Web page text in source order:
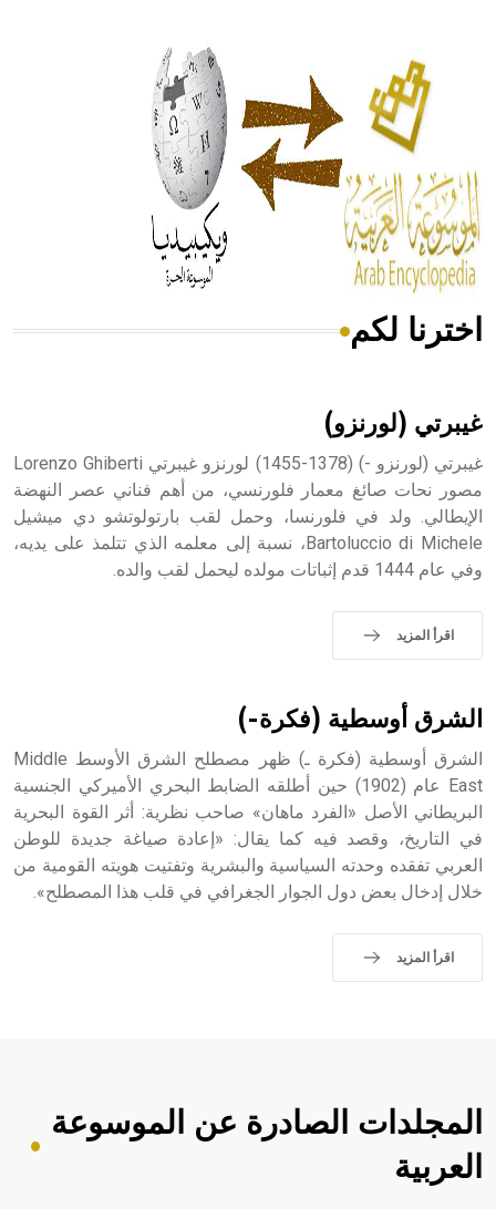
الحكم، الأدلة، تنظيم التغذية، ورسالته في جروح الرأس. ويعود
له الفضل بأنه حرر الطب من الدين والفلسفة.
- هل تعلم أن المرجان إفراز حيواني يتكون في البحر ويتركب
من مادة كربونات الكلسيوم، وهو أحمر أو شديد الحمرة وهو
أجود أنواعه، ويمتاز بكبر الحجم ويسمى الش
هل تعلم أن الأبسيد كلمة فرنسية اللفظ تم اعتمادها مصطلحاً
- هل تعلم أن أبجر Abgar اسم معروف جيداً يعود إلى عدد من
الملوك الذين حكموا مدينة إديسا (الرها) من أبجر الأول وحتى
التاسع، وهم ينتسبون إلى أسرة أوسروين
sign تكتب منفصلة غير متصلة، وتعتمد المبدأ الأكوروفوني،
حيث تقتصر القيمة الصوتية للعلامة الك
اخترنا لكم
غيبرتي (لورنزو)
غيبرتي (لورنزو -) (1378-1455) لورنزو غيبرتي Lorenzo Ghiberti
مصور نحات صائغ معمار فلورنسي، من أهم فناني عصر النهضة
الإيطالي. ولد في فلورنسا، وحمل لقب بارتولوتشو دي ميشيل
Bartoluccio di Michele، نسبة إلى معلمه الذي تتلمذ على يديه،
وفي عام 1444 قدم إثباتات مولده ليحمل لقب والده.
اقرأ المزيد
الشرق أوسطية (فكرة-)
الشرق أوسطية (فكرة ـ) ظهر مصطلح الشرق الأوسط Middle
East عام (1902) حين أطلقه الضابط البحري الأميركي الجنسية
البريطاني الأصل «الفرد ماهان» صاحب نظرية: أثر القوة البحرية
في التاريخ، وقصد فيه كما يقال: «إعادة صياغة جديدة للوطن
العربي تفقده وحدته السياسية والبشرية وتفتيت هويته القومية من
خلال إدخال بعض دول الجوار الجغرافي في قلب هذا المصطلح».
اقرأ المزيد
المجلدات الصادرة عن الموسوعة
العربية